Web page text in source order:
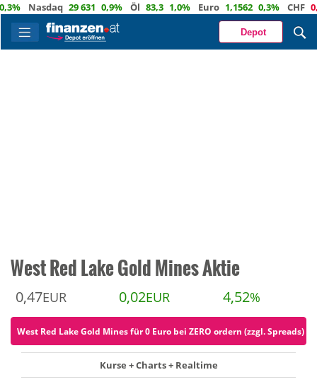
Nasdaq 29 631 0,9% Öl 83,3 1,0% Euro 1,1562 0,3% CHF
Depot
West Red Lake Gold Mines Aktie
0,47EUR 0,02EUR 4,52%
West Red Lake Gold Mines für 0 Euro bei ZERO ordern (zzgl. Spreads)
Kurse + Charts + Realtime